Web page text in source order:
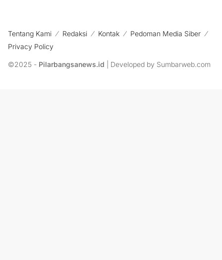
Tentang Kami Redaksi Kontak
Pedoman Media Siber
Privacy Policy
©2025 - Pilarbangsanews.id | Developed by Sumbarweb.com